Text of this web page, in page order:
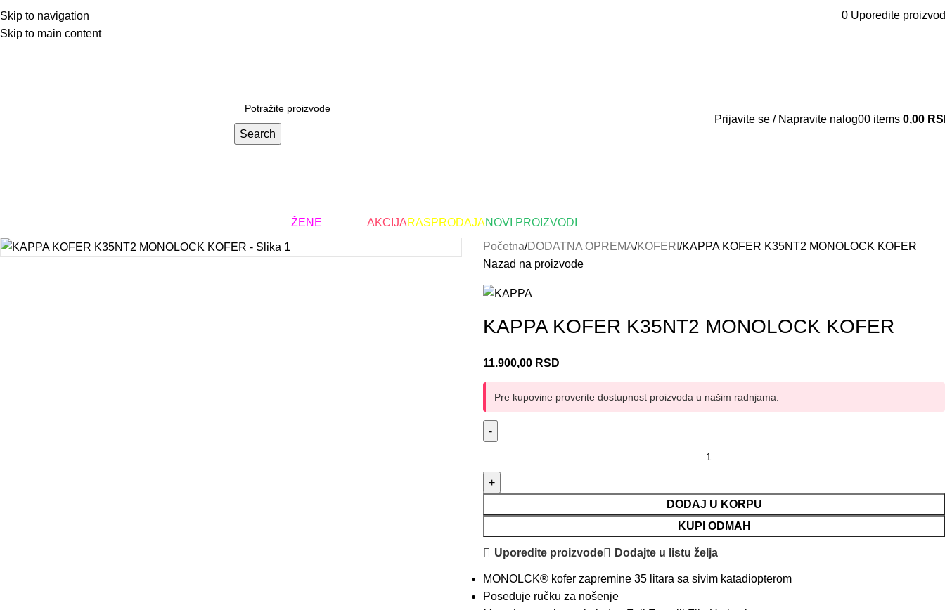
Skip to navigation
Skip to main content
0 Uporedite
Search
Prijavite se / Napravite nalog00 items 0,00
ŽENE AKCIJARASPRODAJANOVI PROIZVODI
Početna DODATNA OPREMA KOFERI KAPPA KOFER K35NT2 MONOLOCK KOFER
Nazad na proizvode
KAPPA KOFER K35NT2 MONOLOCK KOFER
11.900,00 RSD
Pre kupovine proverite dostupnost proizvoda u našim radnjama.
DODAJ U KORPU
KUPI ODMAH
Uporedite proizvode Dodajte u listu želja
MONOLCK® kofer zapremine 35 litara sa sivim katadiopterom
Poseduje ručku za nošenje